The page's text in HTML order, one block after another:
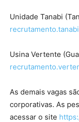
Unidade Tanabi
Usina Vertente
As demais vagas
corporativas. As
acessar o site